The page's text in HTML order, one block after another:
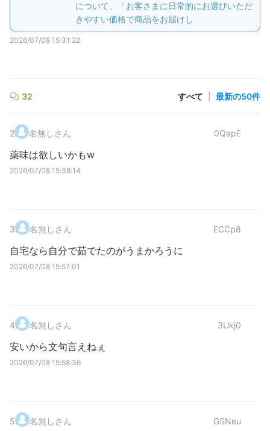
について、「お客さまに日常的にお選びいただ
きやすい価格で商品をお届けし
2026/07/08 15:31:22
32 すべて 最新の50件
2. 名無しさん 0QapE
薬味は欲しいかもw
2026/07/08 15:38:14
3. 名無しさん ECCp8
自宅なら自分で茹でたのがうまかろうに
2026/07/08 15:57:01
4. 名無しさん 3Ukj0
安いから文句言えねぇ
2026/07/08 15:58:36
5. 名無しさん GSNeu